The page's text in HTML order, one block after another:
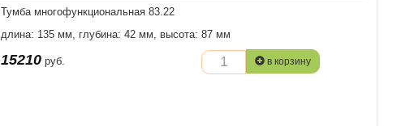
Тумба многофункциональная 83.22
длина: 135 мм, глубина: 42 мм, высота: 87 мм
15210 руб. в корзину